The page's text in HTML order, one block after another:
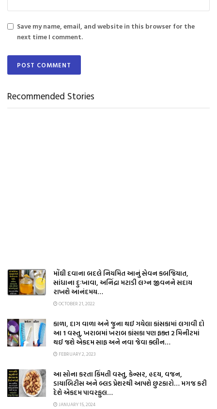
Save my name, email, and website in this browser for the
next time I comment.
Recommended Stories
મોંઘી દવાના બદલે નિયમિત આનું સેવન કબજિયાત,
સાંધાના દુઃખાવા, અનિંદ્રા મટાડી લગ્ન જીવનને સદાય
રાખશે આનંદમય…
OCTOBER 21, 2022
કાળા, દાગ વાળા અને જુના થઈ ગયેલા કાંસકામાં લગાવી દો
આ 1 વસ્તુ, ખરાબમાં ખરાબ કાંસકા પણ ફક્ત 2 મિનીટમાં
થઈ જશે એકદમ સાફ અને નવા જેવા ક્લીન…
FEBRUARY 2, 2023
આ સોના કરતા કિંમતી વસ્તુ, કેન્સર, હૃદય, વજન,
ડાયાબિટીસ અને બ્લડ પ્રેશરથી આપશે છુટકારો… મગજ કરી
દેશે એકદમ પાવરફુલ…
JANUARY 15, 2024